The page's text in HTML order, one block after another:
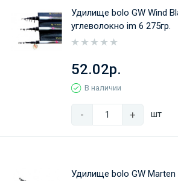
Удилище bolo GW Wind
углеволокно im 6 275гр.
52.02р.
В наличии
- + шт
Удилище bolo GW Marten